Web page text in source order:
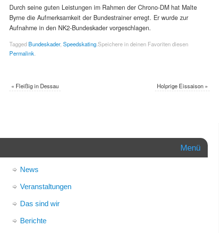
Durch seine guten Leistungen im Rahmen der Chrono-DM hat Malte
Byrne die Aufmerksamkeit der Bundestrainer erregt. Er wurde zur
Aufnahme in den NK2-Bundeskader vorgeschlagen.
TaggedBundeskader, Speedskating.Speichere in deinen Favoriten diesen
Permalink
«Fleißig in Dessau Holprige Eissaison »
Menü
News
Veranstaltungen
Das sind wir
Berichte